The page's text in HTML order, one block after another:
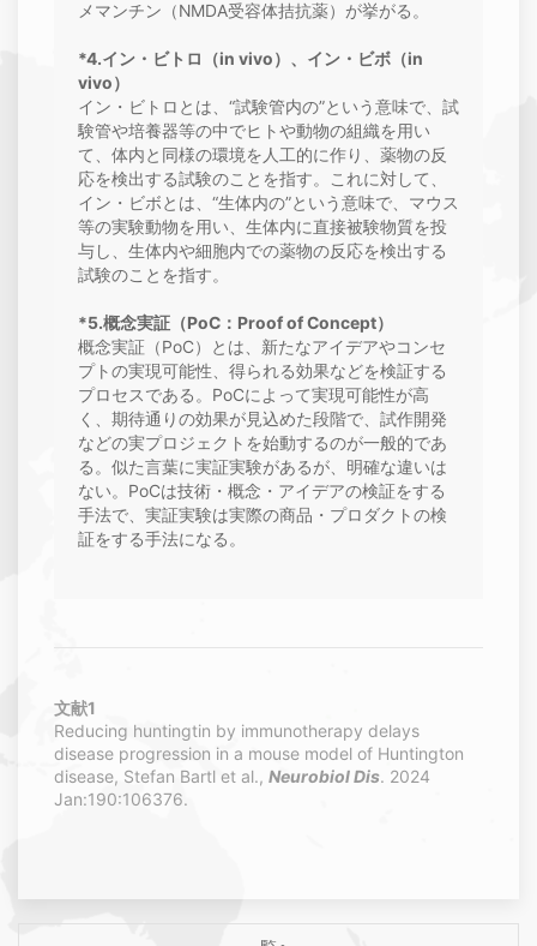
メマンチン（NMDA受容体拮抗薬）が挙がる。
*4.イン・ビトロ（in vivo）、イン・ビボ（in
vivo）
イン・ビトロとは、“試験管内の”という意味で、試
験管や培養器等の中でヒトや動物の組織を用い
て、体内と同様の環境を人工的に作り、薬物の反
応を検出する試験のことを指す。これに対して、
イン・ビボとは、“生体内の”という意味で、マウス
等の実験動物を用い、生体内に直接被験物質を投
与し、生体内や細胞内での薬物の反応を検出する
試験のことを指す。
*5.概念実証（PoC：Proof of Concept）
概念実証（PoC）とは、新たなアイデアやコンセ
プトの実現可能性、得られる効果などを検証する
プロセスである。PoCによって実現可能性が高
く、期待通りの効果が見込めた段階で、試作開発
などの実プロジェクトを始動するのが一般的であ
る。似た言葉に実証実験があるが、明確な違いは
ない。PoCは技術・概念・アイデアの検証をする
手法で、実証実験は実際の商品・プロダクトの検
証をする手法になる。
文献1
Reducing huntingtin by immunotherapy delays
disease progression in a mouse model of Huntington
disease, Stefan Bartl et al., Neurobiol Dis. 2024
Jan:190:106376.